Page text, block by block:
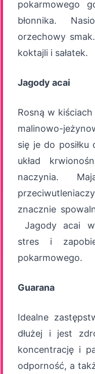
pokarmowego
błonnika.
orzechowy
koktajli i sałatek.
Jagody acai
Rosną w
malinowo-
się je do
układ
naczynia.
znacznie
Jagody acai
stres i
pokarmowego.
Guarana
Idealne
dłużej i jest
koncentrację i
odporność, a